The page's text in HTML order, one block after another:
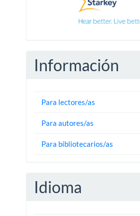
Información
Para lectores/as
Para autores/as
Para bibliotecarios/as
Idioma